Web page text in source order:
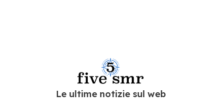
Le ultime notizie sul web